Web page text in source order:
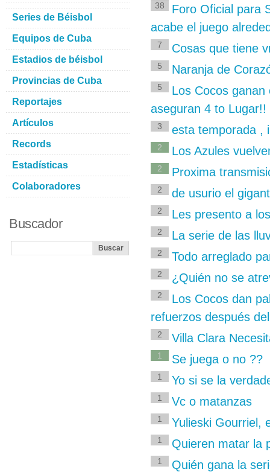
38
Foro Oficial para
acabe el juego
7 Cosas que tiene
5 Naranja de
5
Los Cocos
aseguran 4 to Lugar!!
3 esta temporada ,
2 Los Azules
2 Proxima
2 de usurio el
2 Les presento a
2 La serie de las
2 Todo arreglado
2 ¿Quién no se
2
Los Cocos dan
refuerzos después
2 Villa Clara
1 Se juega o no ??
1 Yo si se la
1 Vc o matanzas
1 Yulieski Gourriel,
1 Quieren matar la
1 Quién gana la
Series de Béisbol
Equipos de Cuba
Estadios de béisbol
Provincias de Cuba
Reportajes
Artículos
Records
Estadísticas
Colaboradores
Buscador